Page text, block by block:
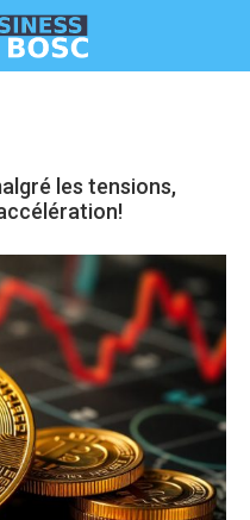
les tensions,